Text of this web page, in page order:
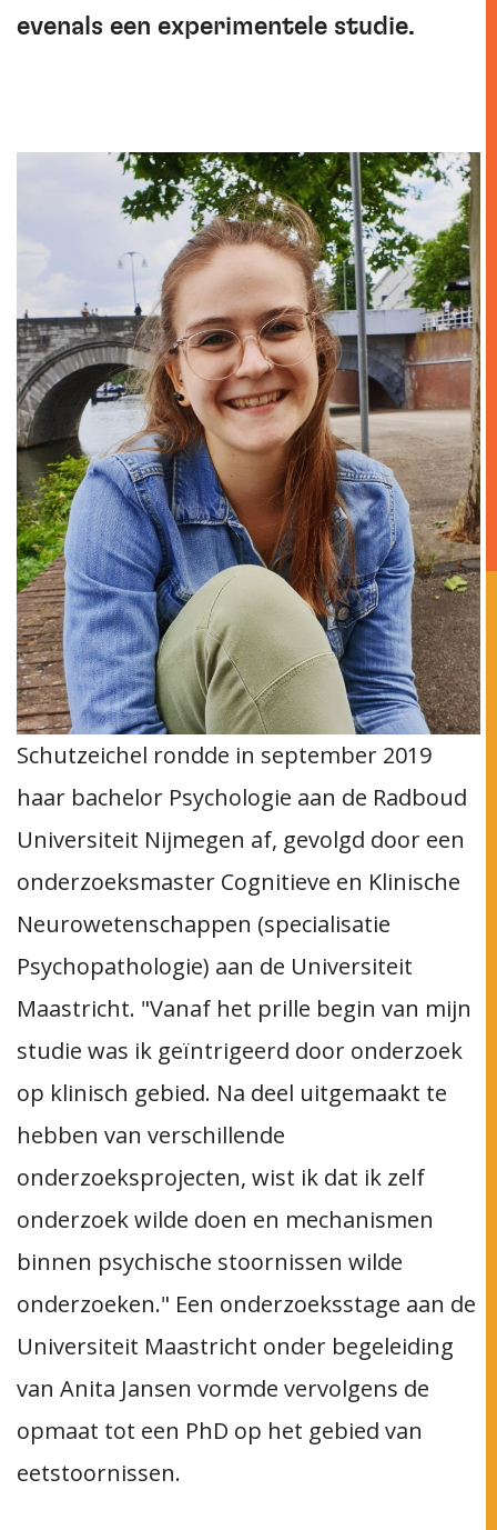
evenals een experimentele studie.
Schutzeichel rondde in september 2019
haar bachelor Psychologie aan de Radboud
Universiteit Nijmegen af, gevolgd door een
onderzoeksmaster Cognitieve en Klinische
Neurowetenschappen (specialisatie
Psychopathologie) aan de Universiteit
Maastricht. "Vanaf het prille begin van mijn
studie was ik geïntrigeerd door onderzoek
op klinisch gebied. Na deel uitgemaakt te
hebben van verschillende
onderzoeksprojecten, wist ik dat ik zelf
onderzoek wilde doen en mechanismen
binnen psychische stoornissen wilde
onderzoeken." Een onderzoeksstage aan de
Universiteit Maastricht onder begeleiding
van Anita Jansen vormde vervolgens de
opmaat tot een PhD op het gebied van
eetstoornissen.